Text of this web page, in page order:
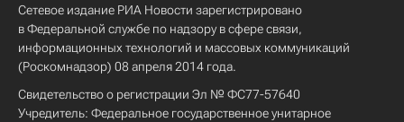
Сетевое издание РИА Новости зарегистрировано
в Федеральной службе по надзору в сфере связи,
информационных технологий и массовых коммуникаций
(Роскомнадзор) 08 апреля 2014 года.
Свидетельство о регистрации Эл № ФС77-57640
Учредитель: Федеральное государственное унитарное